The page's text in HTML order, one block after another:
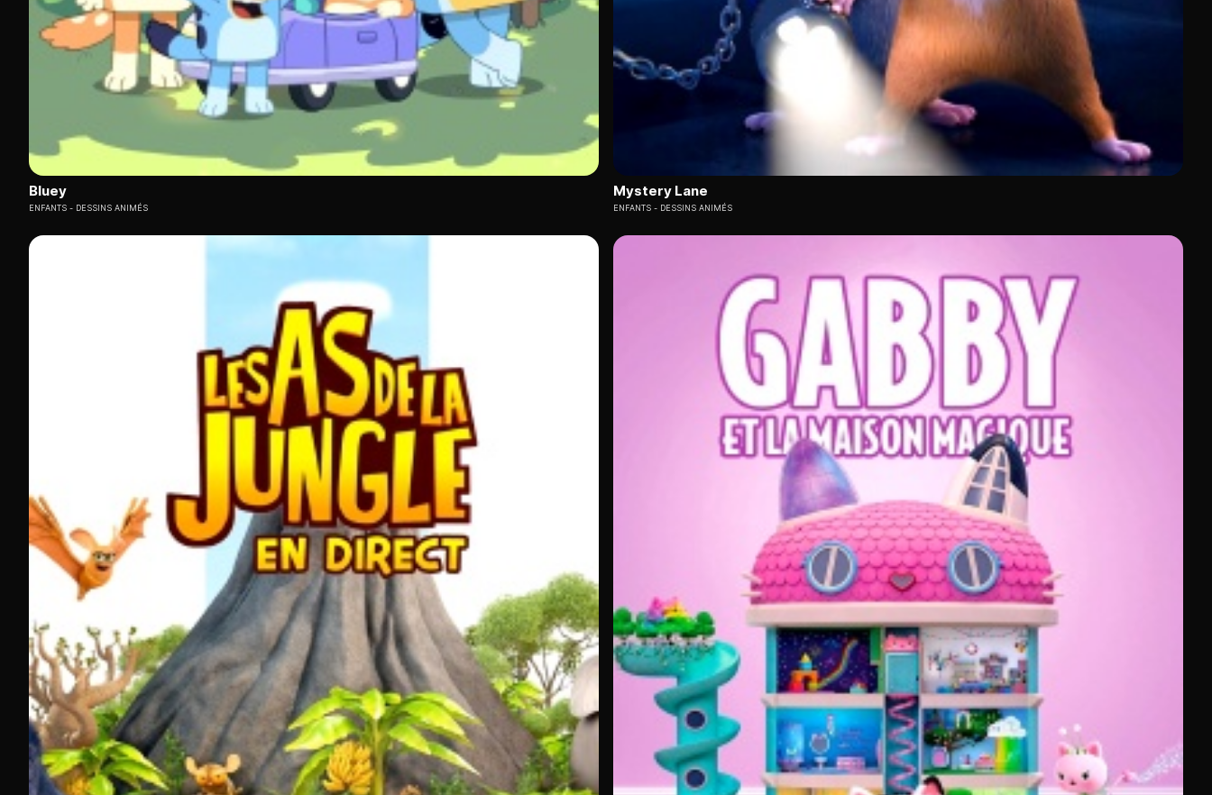
Bluey
ENFANTS DESSINS ANIMÉS
Mystery Lane
ENFANTS DESSINS ANIMÉS